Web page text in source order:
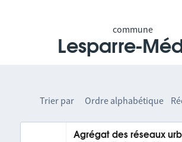
commune
Lesparre-
Trier par Ordre alphabétique
Agrégat des réseaux